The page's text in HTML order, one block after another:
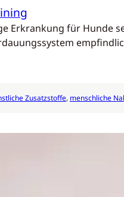
Erkrankung für Hunde
Zusatzstoffe, menschliche